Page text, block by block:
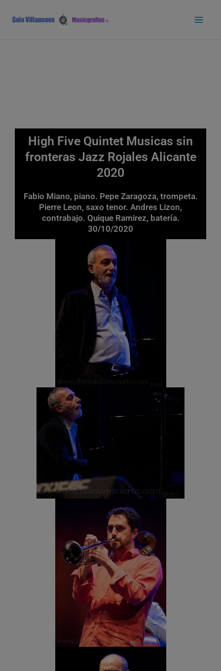
contenido
High Five Quintet Musicas sin
fronteras Jazz Rojales Alicante
2020
Fabio Miano, piano. Pepe Zaragoza, trompeta.
Pierre Leon, saxo tenor. Andres Lizon,
contrabajo. Quique Ramirez, batería.
30/10/2020